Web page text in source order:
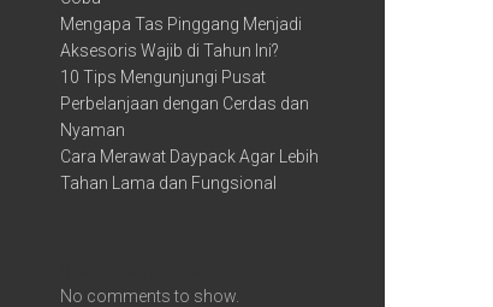
Mengapa Tas Pinggang Menjadi
Aksesoris Wajib di Tahun Ini?
10 Tips Mengunjungi Pusat
Perbelanjaan dengan Cerdas dan
Nyaman
Cara Merawat Daypack Agar Lebih
Tahan Lama dan Fungsional
No comments to show.